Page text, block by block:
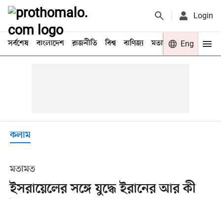
Login
সর্বশেষ বাংলাদেশ রাজনীতি বিশ্ব বাণিজ্য মতামত খেলা
Eng
কলাম
মতামত
ইসরায়েলের সঙ্গে যুদ্ধে ইরানের আর কী